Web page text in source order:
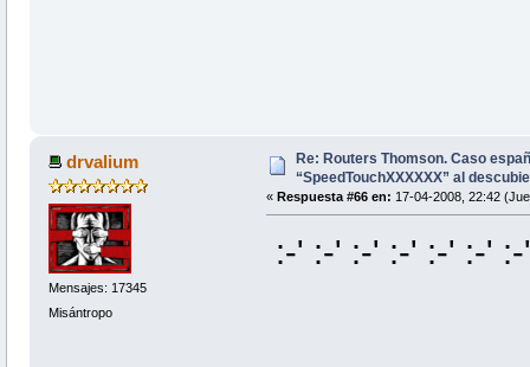
drvalium
Mensajes: 17345
Misántropo
Re: Routers Thomson. Caso
“SpeedTouchXXXXXX” al
« Respuesta #66 en: 17-04-2008, 22:42
:-' :-' :-' :-' :-' :-'